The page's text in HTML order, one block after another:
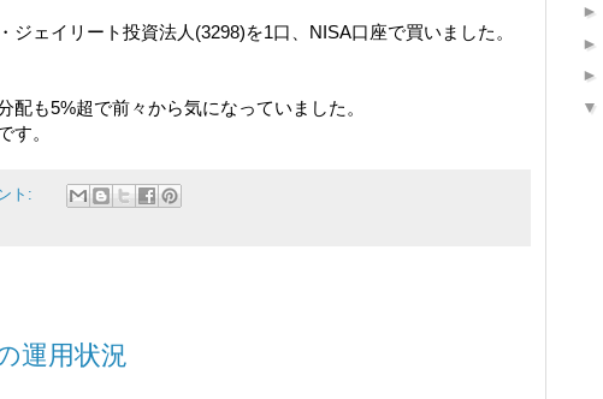
ジェイリート投資法人(3298)を1口、NISA口座で買いました。
配も5%超で前々から気になっていました。
す。
ト:
運用状況
►
►
►
▼